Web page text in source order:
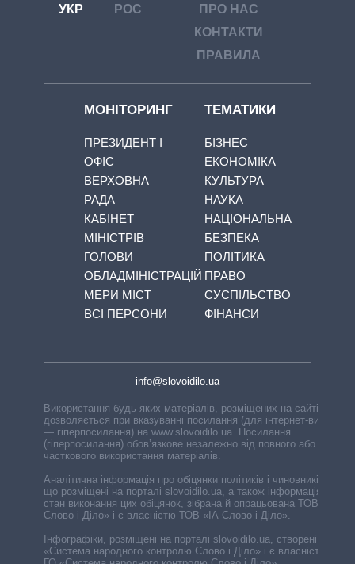
УКР РОС
ПРО НАС
КОНТАКТИ
ПРАВИЛА
МОНІТОРИНГ
ПРЕЗИДЕНТ І
ОФІС
ВЕРХОВНА
РАДА
КАБІНЕТ
МІНІСТРІВ
ГОЛОВИ
ОБЛАДМІНІСТРАЦІЙ
МЕРИ МІСТ
ВСІ ПЕРСОНИ
ТЕМАТИКИ
БІЗНЕС
ЕКОНОМІКА
КУЛЬТУРА
НАУКА
НАЦІОНАЛЬНА
БЕЗПЕКА
ПОЛІТИКА
ПРАВО
СУСПІЛЬСТВО
ФІНАНСИ
info@slovoidilo.ua
Використання будь-яких матеріалів, розміщених на сайті,
дозволяється при вказуванні посилання (для інтернет-видань
— гіперпосилання) на www.slovoidilo.ua. Посилання
(гіперпосилання) обов’язкове незалежно від повного або
часткового використання матеріалів.
Аналітична інформація про обіцянки політиків і чиновників,
що розміщені на порталі slovoidilo.ua, а також інформація про
стан виконання цих обіцянок, зібрана й опрацьована ТОВ «ІА
Слово і Діло» і є власністю ТОВ «ІА Слово і Діло».
Інфографіки, розміщені на порталі slovoidilo.ua, створені ГО
«Система народного контролю Слово і Діло» і є власністю